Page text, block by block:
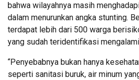
bahwa wilayahnya masih
dalam menurunkan angka stunting.
terdapat lebih dari 500 warga
yang sudah teridentifikasi
“Penyebabnya bukan hanya
seperti sanitasi buruk, air minum